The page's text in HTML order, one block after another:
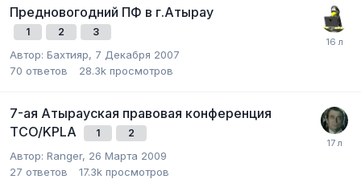
Предновогодний ПФ в г.Атырау
1 2 3
Автор: Бахтияр, 7 Декабря 2007
70 ответов 28.3k просмотров
7-ая Атырауская правовая конференция
TCO/KPLA
1 2
Автор: Ranger, 26 Марта 2009
27 ответов 17.3k просмотров